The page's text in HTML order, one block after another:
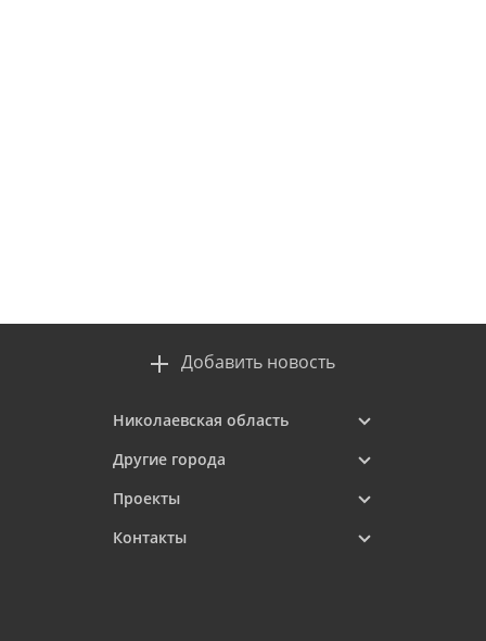
Добавить новость
Николаевская область
Другие города
Проекты
Контакты